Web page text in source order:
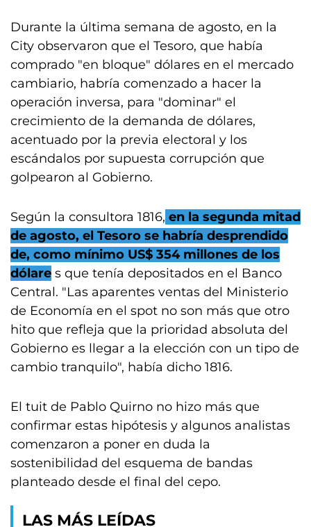
Durante la última semana de agosto, en la
City observaron que el Tesoro, que había
comprado "en bloque" dólares en el mercado
cambiario, habría comenzado a hacer la
operación inversa, para "dominar" el
crecimiento de la demanda de dólares,
acentuado por la previa electoral y los
escándalos por supuesta corrupción que
golpearon al Gobierno.
Según la consultora 1816, en la segunda mitad
de agosto, el Tesoro se habría desprendido
de, como mínimo US$ 354 millones de los
dólare s que tenía depositados en el Banco
Central. "Las aparentes ventas del Ministerio
de Economía en el spot no son más que otro
hito que refleja que la prioridad absoluta del
Gobierno es llegar a la elección con un tipo de
cambio tranquilo", había dicho 1816.
El tuit de Pablo Quirno no hizo más que
confirmar estas hipótesis y algunos analistas
comenzaron a poner en duda la
sostenibilidad del esquema de bandas
planteado desde el final del cepo.
LAS MÁS LEÍDAS